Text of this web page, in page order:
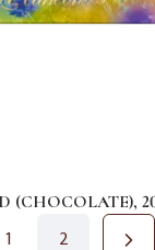
(CHOCOLATE),
1 2